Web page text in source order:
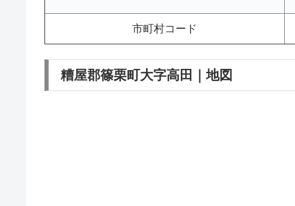
市町村コード
糟屋郡篠栗町大字高田｜地図